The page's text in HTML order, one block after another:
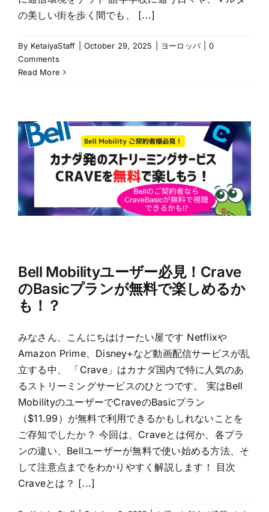
の美しい街を歩く間でも、 [...]
By KetaiyaStaff October 29, 2025 ヨーロッパ
0
Comments
Read More
Bell Mobilityユーザー必見！Crave
のBasicプランが無料で楽しめるか
も！？
みなさん、こんにちはけーたい屋です Netflixや
Amazon Prime、Disney+など動画配信サービスが乱
立する中、 「Crave」はカナダ国内で特に人気のあ
るストリーミングサービスのひとつです。 実はBell
MobilityのユーザーでCraveのBasicプラン
（$11.99）が無料で利用できるかもしれないことを
ご存知でしたか？ 今回は、Craveとは何か、各プラ
ンの違い、Bellユーザーが無料で使い始める方法、そ
して注意点までをわかりやすく解説します！ 目次
Craveとは？ [...]